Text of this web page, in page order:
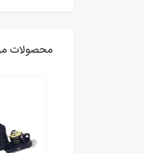
محصولات